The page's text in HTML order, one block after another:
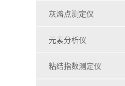
灰熔点测定仪
元素分析仪
粘结指数测定仪